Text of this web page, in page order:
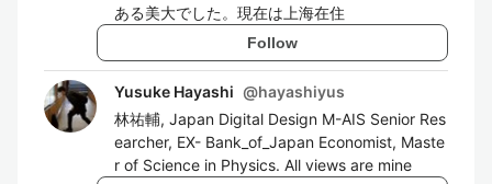
ある美大でした。現在は上海在住
Follow
Yusuke Hayashi @hayashiyus
林祐輔, Japan Digital Design M-AIS Senior Res
earcher, EX- Bank_of_Japan Economist, Maste
r of Science in Physics. All views are mine